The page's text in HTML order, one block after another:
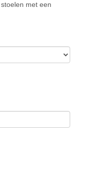
met een